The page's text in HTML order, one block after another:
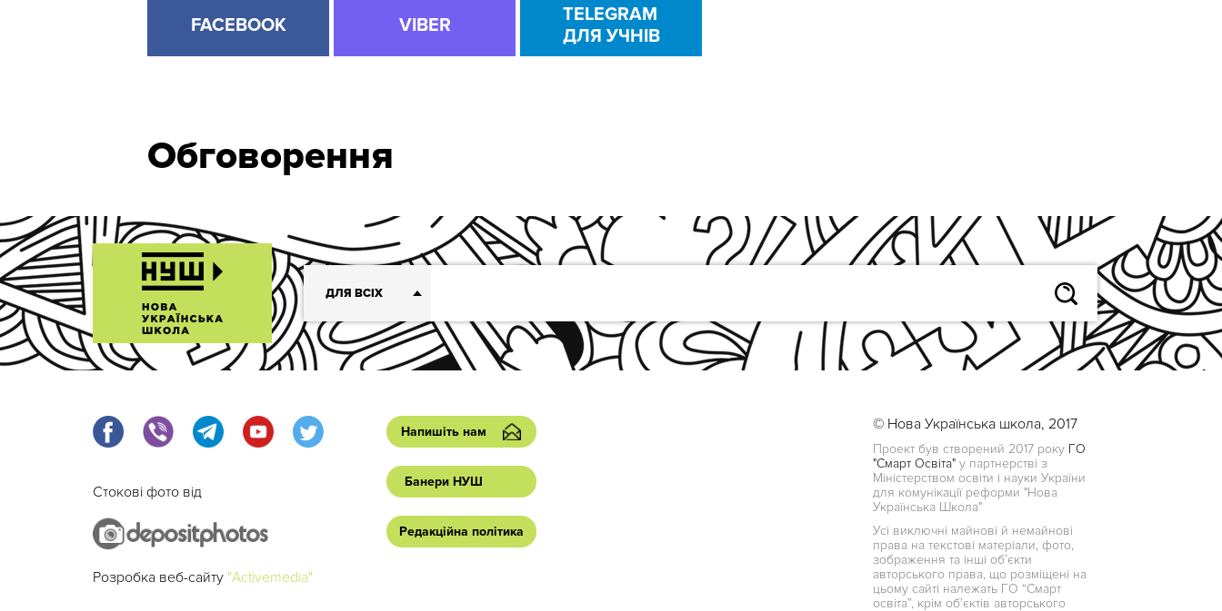
FACEBOOK VIBER
TELEGRAM
ДЛЯ УЧНІВ
Обговорення
ДЛЯ ВСІХ
Стокові фото від
Розробка веб-сайту "Activemedia"
Напишіть нам
Банери НУШ
Редакційна політика
© Нова Українська школа, 2017
Проект був створений 2017 року ГО
"Смарт Освіта" у партнерстві з
Міністерством освіти і науки України
для комунікації реформи "Нова
Українська Школа"
Усі виключні майнові й немайнові
права на текстові матеріали, фото,
зображення та інші об’єкти
авторського права, що розміщені на
цьому сайті належать ГО “Смарт
освіта”, крім об’єктів авторського